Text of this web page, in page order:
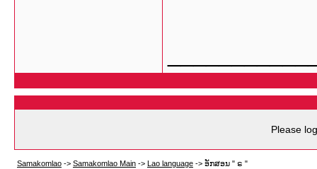
Please
Samakomlao -> Samakomlao Main -> Lao language -> ອັກສອນ " ຣ "